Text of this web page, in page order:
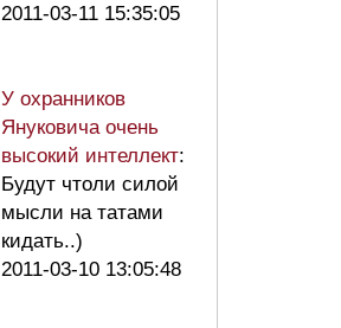
2011-03-11 15:35:05
У охранников
Януковича очень
высокий интеллект:
Будут чтоли силой
мысли на татами
кидать..)
2011-03-10 13:05:48